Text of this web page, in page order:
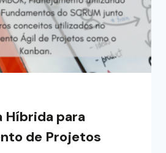
Híbrida para
de Projetos